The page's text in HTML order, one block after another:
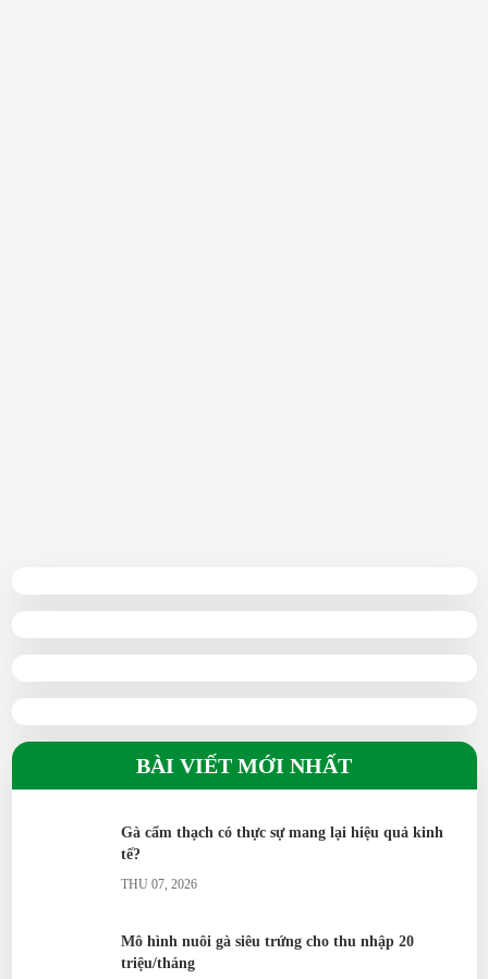
BÀI VIẾT MỚI NHẤT
Gà cẩm thạch có thực sự mang lại hiệu quả kinh
tế?
THU 07, 2026
Mô hình nuôi gà siêu trứng cho thu nhập 20
triệu/tháng